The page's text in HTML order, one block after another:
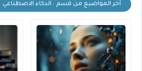
أخر المواضيع من قسم : الذكاء الاصطناعي